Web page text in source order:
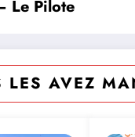
Le Pilote
LES AVEZ